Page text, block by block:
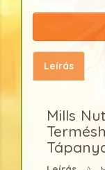
Leírás
Mills